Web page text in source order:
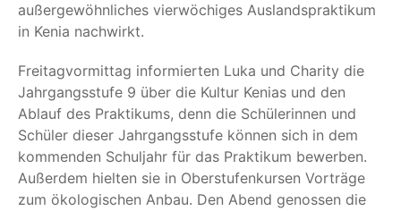
außer­ge­wöhn­li­ches vier­wö­chi­ges Aus­lands­prak­ti­kum
in Kenia nachwirkt.
Frei­tag­vor­mit­tag infor­mier­ten Luka und Cha­ri­ty die
Jahr­gangs­stu­fe 9 über die Kul­tur Keni­as und den
Ablauf des Prak­ti­kums, denn die Schü­le­rin­nen und
Schü­ler die­ser Jahr­gangs­stu­fe kön­nen sich in dem
kom­men­den Schul­jahr für das Prak­ti­kum bewer­ben.
Außer­dem hiel­ten sie in Ober­stu­fen­kur­sen Vor­trä­ge
zum öko­lo­gi­schen Anbau. Den Abend genos­sen die